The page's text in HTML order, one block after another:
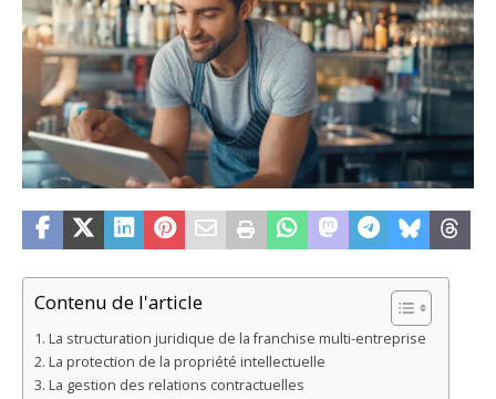
Contenu de l'article
La structuration juridique de la franchise multi-entreprise
La protection de la propriété intellectuelle
La gestion des relations contractuelles